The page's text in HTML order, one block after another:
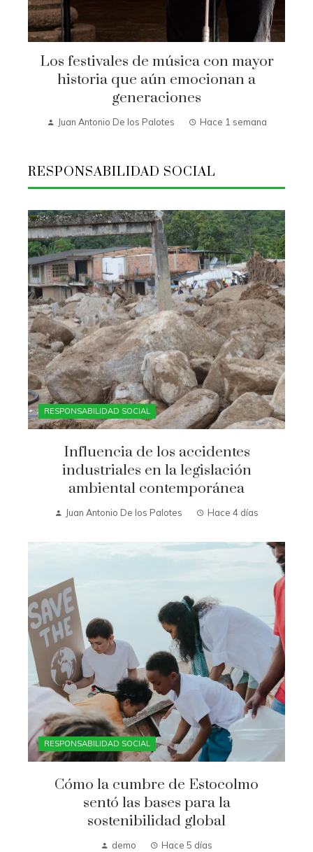
Los festivales de música con mayor
historia que aún emocionan a
generaciones
Juan Antonio De los Palotes Hace 1 semana
RESPONSABILIDAD SOCIAL
RESPONSABILIDAD SOCIAL
Influencia de los accidentes
industriales en la legislación
ambiental contemporánea
Juan Antonio De los Palotes Hace 4 días
RESPONSABILIDAD SOCIAL
Cómo la cumbre de Estocolmo
sentó las bases para la
sostenibilidad global
demo Hace 5 días